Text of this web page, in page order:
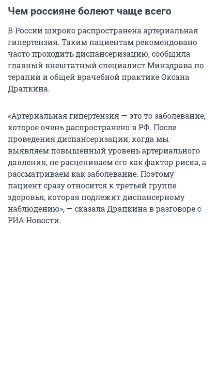
Чем россияне болеют чаще всего
В России широко распространена артериальная
гипертензия. Таким пациентам рекомендовано
часто проходить диспансеризацию, сообщила
главный внештатный специалист Минздрава по
терапии и общей врачебной практике Оксана
Драпкина.
«Артериальная гипертензия — это то заболевание,
которое очень распространено в РФ. После
проведения диспансеризации, когда мы
выявляем повышенный уровень артериального
давления, не расцениваем его как фактор риска, а
рассматриваем как заболевание. Поэтому
пациент сразу относится к третьей группе
здоровья, которая подлежит диспансерному
наблюдению», — сказала Драпкина в разговоре с
РИА Новости.